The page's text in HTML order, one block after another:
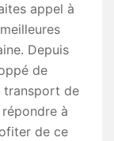
appel à
Depuis
de
transport de
à
de ce